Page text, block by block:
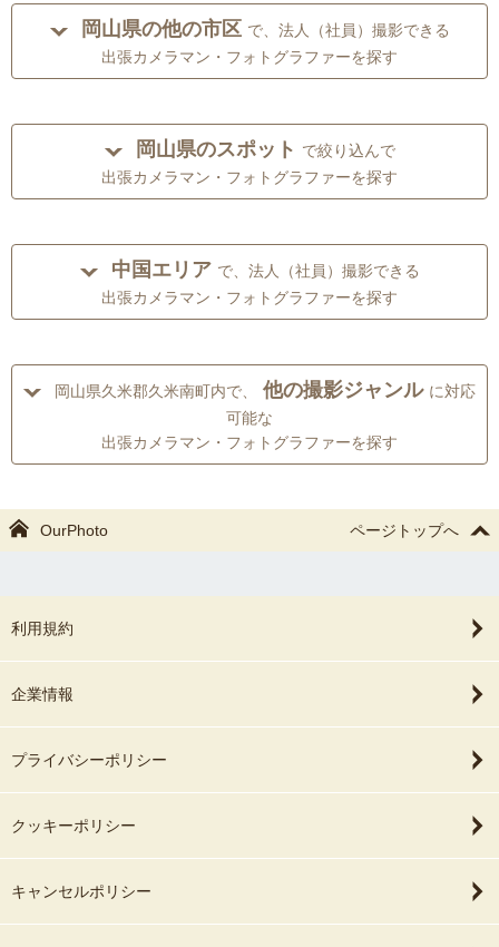
岡山県の他の市区 で、法人（社員）撮影できる
出張カメラマン・フォトグラファーを探す
岡山県のスポット で絞り込んで
出張カメラマン・フォトグラファーを探す
中国エリア で、法人（社員）撮影できる
出張カメラマン・フォトグラファーを探す
岡山県久米郡久米南町内で、 他の撮影ジャンル に対応
可能な
出張カメラマン・フォトグラファーを探す
OurPhoto ページトップへ
利用規約
企業情報
プライバシーポリシー
クッキーポリシー
キャンセルポリシー